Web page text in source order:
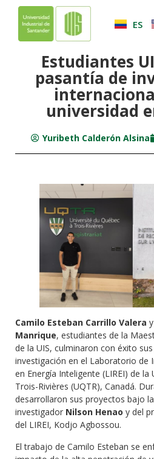
ES
Estudiantes
pasantía de
universidad
Yuribeth Calderón Alsina
Camilo Esteban Carrillo Valera y
Manrique, estudiantes de la
de la UIS, culminaron con éxito
investigación en el Laboratorio de
en Energía Inteligente (LIREI) de la
Trois-Rivières (UQTR), Canadá.
desarrollaron sus proyectos bajo
investigador Nilson Henao y del
del LIREI, Kodjo Agbossou.
El trabajo de Camilo Esteban se